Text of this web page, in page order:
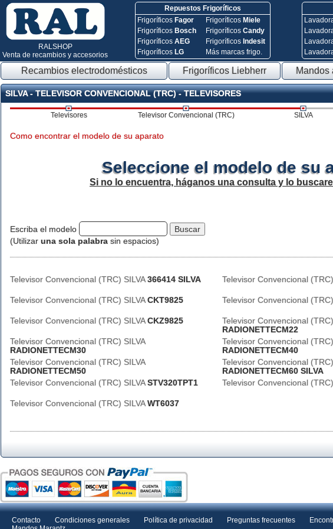
RALSHOP
Venta de recambios y accesorios
Repuestos Frigoríficos
Frigoríficos Fagor
Frigoríficos Bosch
FrigoríficosAEG
Frigoríficos LG
Frigoríficos Miele
FrigoríficosCandy
Frigoríficos Indesit
Más marcas frigo.
Recambios electrodomésticos Frigoríficos Liebherr Mandos
SILVA - TELEVISOR CONVENCIONAL (TRC) - TELEVISORES
Televisores Televisor Convencional (TRC) SILVA
Como encontrar el modelo de su aparato
Seleccione el modelo de su
Si no lo encuentra, háganos una consulta y lo
Escriba el modelo
(Utilizar una sola palabra sin espacios)
Televisor Convencional (TRC) SILVA366414 SILVA Televisor Convencional
Televisor Convencional (TRC) SILVACKT9825 Televisor Convencional
Televisor Convencional (TRC) SILVACKZ9825
Televisor Convencional
RADIONETTECM22
Televisor Convencional (TRC) SILVA
RADIONETTECM30
Televisor Convencional
RADIONETTECM40
Televisor Convencional (TRC) SILVA
RADIONETTECM50
Televisor Convencional
RADIONETTECM60 SILVA
Televisor Convencional (TRC) SILVASTV320TPT1 Televisor Convencional
Televisor Convencional (TRC) SILVAWT6037
Contacto Condiciones generales Política de privacidad Preguntas frecuentes